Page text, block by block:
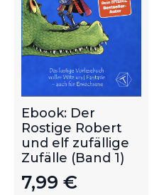
Ebook: Der
Rostige Robert
und elf zufällige
Zufälle (Band 1)
7,99 €